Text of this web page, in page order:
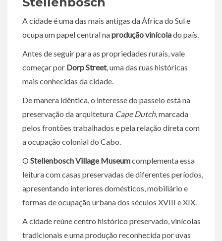
A cidade é uma das mais antigas da África do Sul e
ocupa um papel central naprodução vinícolado país.
Antes de seguir para as propriedades rurais, vale
começar por Dorp Street, uma das ruas históricas
mais conhecidas da cidade.
De manera idêntica, o interesse do passeio está na
preservação da arquitetura Cape Dutch, marcada
pelos frontões trabalhados e pela relação direta com
a ocupação colonial do Cabo.
O Stellenbosch Village Museumcomplementa essa
leitura com casas preservadas de diferentes períodos,
apresentando interiores domésticos, mobiliário e
formas de ocupação urbana dos séculos XVIII e XIX.
A cidade reúne centro histórico preservado, vinícolas
tradicionais e uma produção reconhecida por uvas